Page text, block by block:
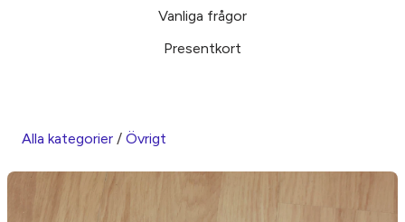
Vanliga frågor
Presentkort
Alla kategorier / Övrigt